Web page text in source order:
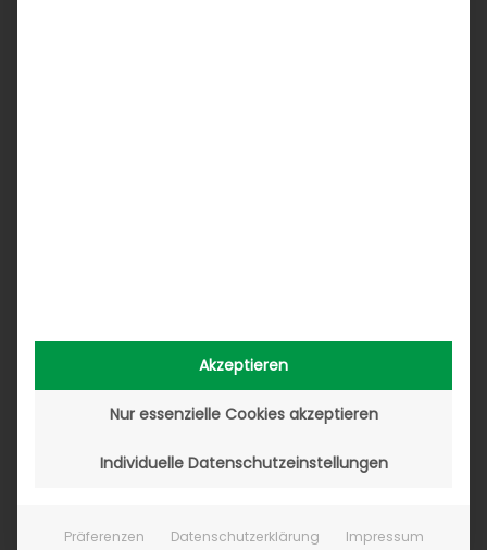
Akzeptieren
Nur essenzielle Cookies akzeptieren
Individuelle Datenschutzeinstellungen
Präferenzen Datenschutzerklärung Impressum